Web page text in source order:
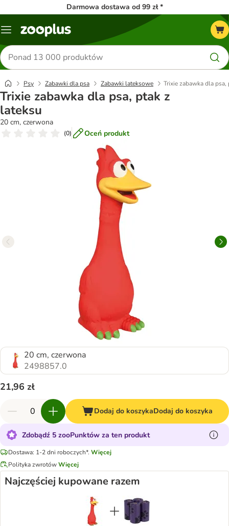
Darmowa dostawa od 99 zł *
Menu
Szukaj
produktów
Psy Zabawki dla psa Zabawki lateksowe Trixie zabawka dla
Trixie zabawka dla psa, ptak z
lateksu
20 cm, czerwona
(0) Oceń produkt
20 cm, czerwona
2498857.0
21,96 zł
Dodaj do koszykaDodaj do koszyka
Zdobądź 5 zooPunktów za ten produkt
Dostawa: 1-2 dni roboczych*. Więcej
Polityka zwrotówWięcej
Najczęściej kupowane razem